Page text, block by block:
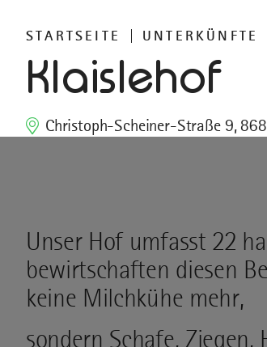
STARTSEITE UNTERKÜNFTE
Klaislehof
Christoph-Scheiner-Straße 9,
Unser Hof umfasst 22
bewirtschaften diesen
keine Milchkühe mehr,
sondern Schafe,